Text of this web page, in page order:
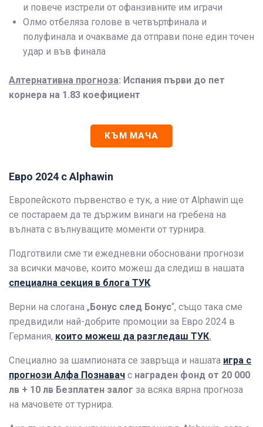
и повече изстрели от офанзивните им играчи
Олмо отбеляза голове в четвъртфинала и
полуфинала и очакваме да отправи поне един точен
удар и във финала
Алтернативна прогноза: Испания първи до пет
корнера на 1.83 коефициент
КЪМ МАЧА
Евро 2024 с Alphawin
Европейското първенство е тук, а ние от Alphawin ще
се постараем да те държим винаги на гребена на
вълната с вълнуващите моменти от турнира.
Подготвили сме ти ежедневни обосновани прогнози
за всички мачове, които можеш да следиш в нашата
специална секция в блога ТУК.
Верни на слогана „Бонус след Бонус“, също така сме
предвидили най-добрите промоции за Евро 2024 в
Германия, които можеш да разгледаш ТУК.
Специално за шампионата се завръща и нашата игра с
прогнози Алфа Познавач с награден фонд от 20 000
лв + 10 лв Безплатен залог за всяка вярна прогноза
на мачовете от турнира.